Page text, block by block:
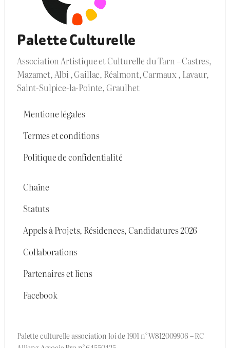
Palette Culturelle
Association Artistique et Culturelle du Tarn – Castres,
Mazamet, Albi , Gaillac, Réalmont, Carmaux , Lavaur,
Saint-Sulpice-la-Pointe, Graulhet
Mentione légales
Termes et conditions
Politique de confidentialité
Chaîne
Statuts
Appels à Projets, Résidences, Candidatures 2026
Collaborations
Partenaires et liens
Facebook
Palette culturelle association loi de 1901 n° W812009906 – RC